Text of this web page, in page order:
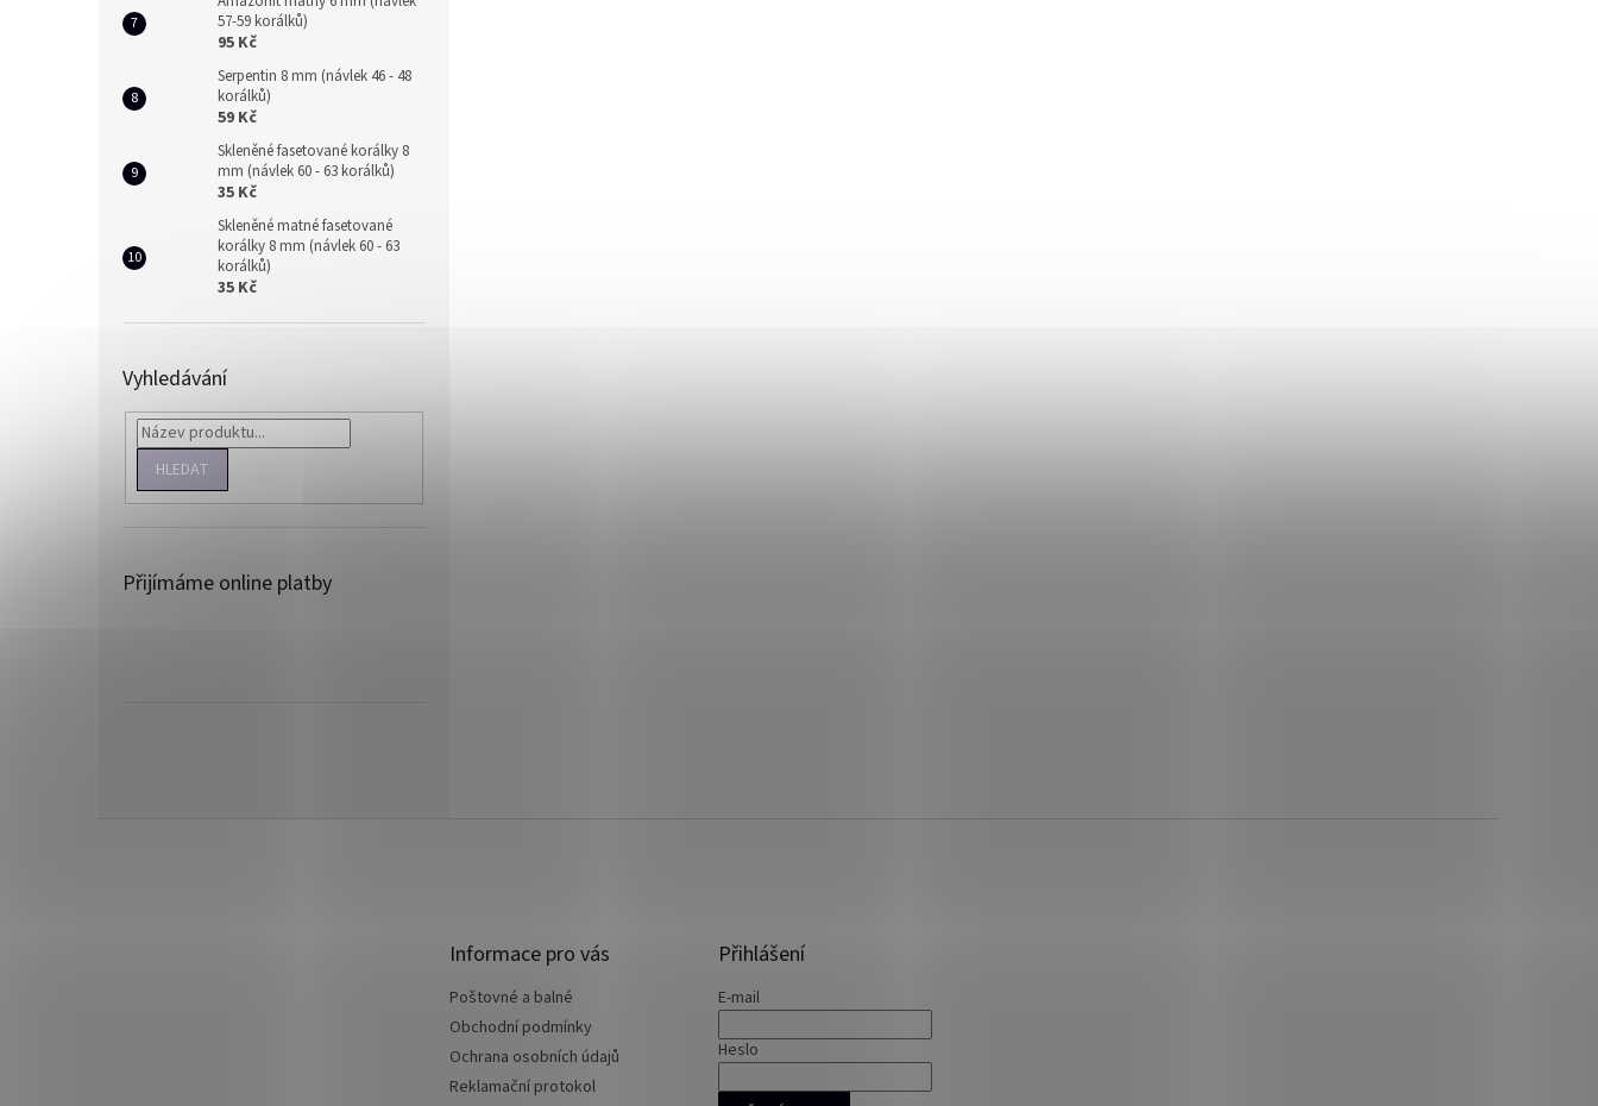
57-59 korálků)
95 Kč
Serpentin 8 mm (návlek 46 - 48
korálků)
59 Kč
Skleněné fasetované korálky 8
mm (návlek 60 - 63 korálků)
35 Kč
Skleněné matné fasetované
korálky 8 mm (návlek 60 - 63
korálků)
35 Kč
Vyhledávání
HLEDAT
Přijímáme online platby
Informace pro vás
Poštovné a balné
Obchodní podmínky
Ochrana osobních údajů
Reklamační protokol
Přihlášení
E-mail
Heslo